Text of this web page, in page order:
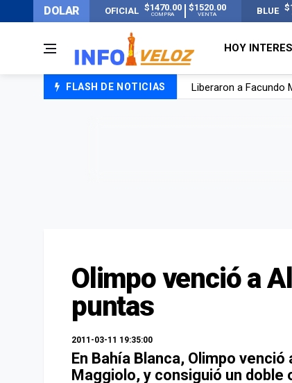
DOLAR OFICIAL $1470.00
COMPRA
$1520.00
VENTA BLUE
HOY
FLASH DE NOTICIAS
Tensión diplomática:
Olimpo venció a
puntas
2011-03-11 19:35:00
En Bahía Blanca, Olimpo
Maggiolo, y consiguió un doble